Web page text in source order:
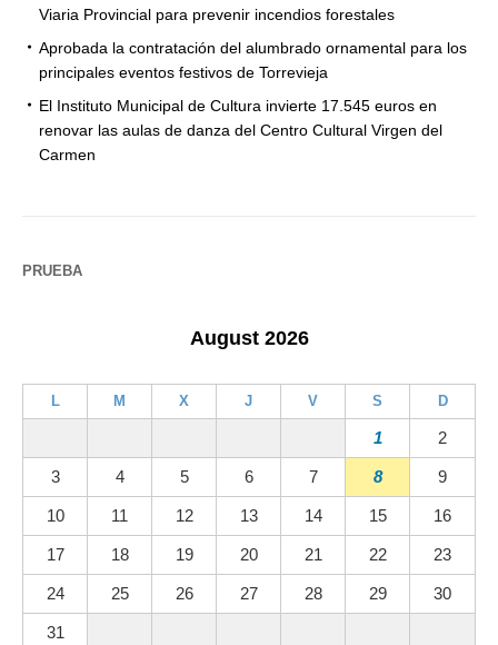
Viaria Provincial para prevenir incendios forestales
Aprobada la contratación del alumbrado ornamental para los
principales eventos festivos de Torrevieja
El Instituto Municipal de Cultura invierte 17.545 euros en
renovar las aulas de danza del Centro Cultural Virgen del
Carmen
PRUEBA
August 2026
L M X J V S D
1 2
3 4 5 6 7 8 9
10 11 12 13 14 15 16
17 18 19 20 21 22 23
24 25 26 27 28 29 30
31